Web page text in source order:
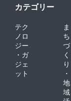
カテゴリー
テク
ノロ
ジー
・ガ
ジェ
ット
ま
ち
づ
く
り
・
地
域